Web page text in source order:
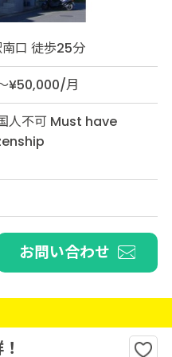
口 徒歩25分
¥50,000/月
不可 Must have
お問い合わせ